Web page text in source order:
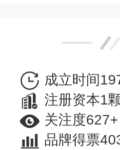
成立时间
注册资本1
关注度627+
品牌得票